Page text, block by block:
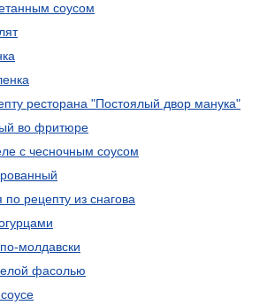
соусом
ресторана "Постоялый двор манука"
во фритюре
с чесночным соусом
рецепту из снагова
молдавски
фасолью